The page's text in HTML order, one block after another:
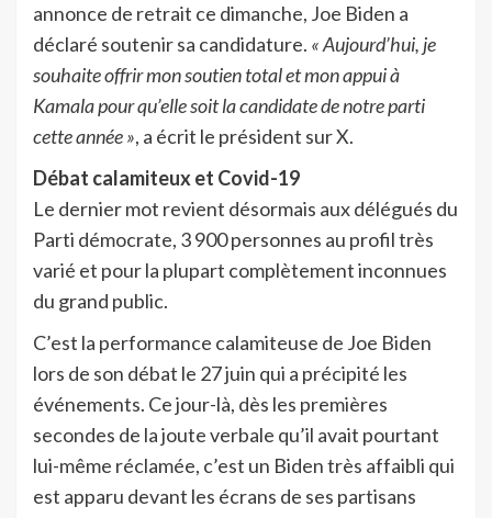
annonce de retrait ce dimanche, Joe Biden a
déclaré soutenir sa candidature. « Aujourd’hui, je
souhaite offrir mon soutien total et mon appui à
Kamala pour qu’elle soit la candidate de notre parti
cette année », a écrit le président sur X.
Débat calamiteux et Covid-19
Le dernier mot revient désormais aux délégués du
Parti démocrate, 3 900 personnes au profil très
varié et pour la plupart complètement inconnues
du grand public.
C’est la performance calamiteuse de Joe Biden
lors de son débat le 27 juin qui a précipité les
événements. Ce jour-là, dès les premières
secondes de la joute verbale qu’il avait pourtant
lui-même réclamée, c’est un Biden très affaibli qui
est apparu devant les écrans de ses partisans